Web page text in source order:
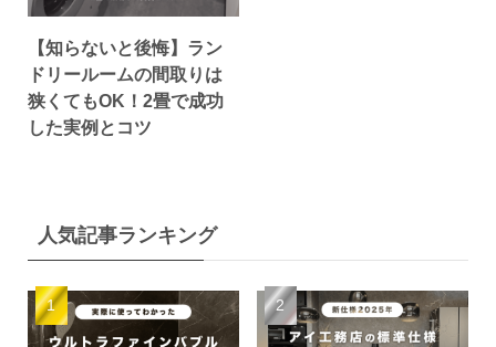
【知らないと後悔】ラン
ドリールームの間取りは
狭くてもOK！2畳で成功
した実例とコツ
人気記事ランキング